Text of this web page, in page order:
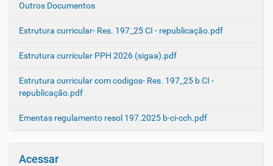
Outros Documentos
Estrutura curricular- Res. 197_25 CI - republicação.pdf
Estrutura curricular PPH 2026 (sigaa).pdf
Estrutura curricular com codigos- Res. 197_25 b CI -
republicação.pdf
Ementas regulamento resol 197.2025 b-ci-cch.pdf
Acessar